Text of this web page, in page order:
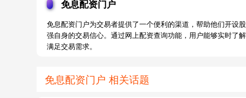
免息配资门户
免息配资门户为交易者提供了一个便利的渠道，帮助他们开设
强自身的交易信心。通过网上配资查询功能，用户能够实时了
满足交易需求。
免息配资门户 相关话题